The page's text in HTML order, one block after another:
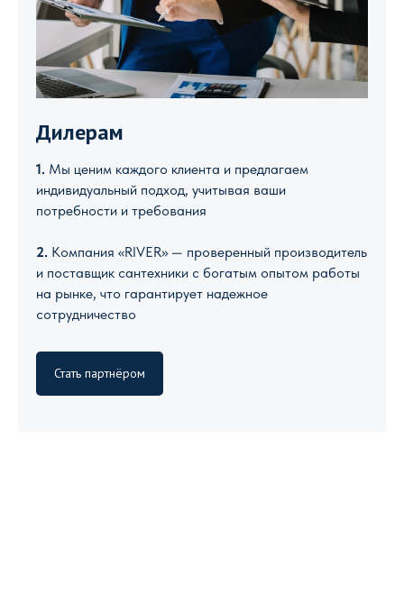
Дилерам
1. Мы ценим каждого клиента и предлагаем
индивидуальный подход, учитывая ваши
потребности и требования
2. Компания «RIVER» — проверенный производитель
и поставщик сантехники с богатым опытом работы
на рынке, что гарантирует надежное
сотрудничество
Стать партнёром